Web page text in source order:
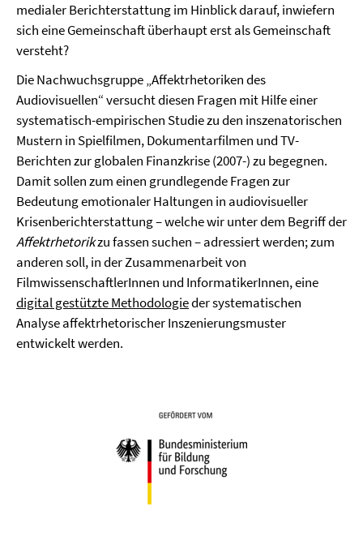
medialer Berichterstattung im Hinblick darauf, inwiefern
sich eine Gemeinschaft überhaupt erst als Gemeinschaft
versteht?
Die Nachwuchsgruppe „Affektrhetoriken des
Audiovisuellen“ versucht diesen Fragen mit Hilfe einer
systematisch-empirischen Studie zu den inszenatorischen
Mustern in Spielfilmen, Dokumentarfilmen und TV-
Berichten zur globalen Finanzkrise (2007-) zu begegnen.
Damit sollen zum einen grundlegende Fragen zur
Bedeutung emotionaler Haltungen in audiovisueller
Krisenberichterstattung – welche wir unter dem Begriff der
Affektrhetorikzu fassen suchen – adressiert werden; zum
anderen soll, in der Zusammenarbeit von
FilmwissenschaftlerInnen und InformatikerInnen, eine
digital gestützte Methodologieder systematischen
Analyse affektrhetorischer Inszenierungsmuster
entwickelt werden.